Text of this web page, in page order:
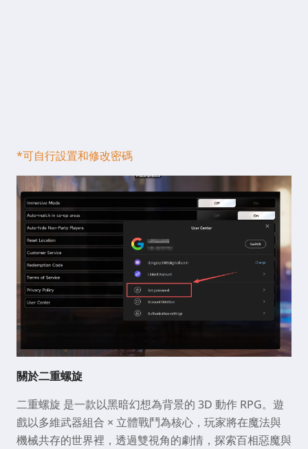
*可自行設置和修改密碼
關於二重螺旋
二重螺旋 是一款以黑暗幻想為背景的 3D 動作 RPG。遊
戲以多維武器組合 × 立體戰鬥為核心，玩家將在魔法與
機械共存的世界裡，透過雙視角的劇情，探索百相惡魔與